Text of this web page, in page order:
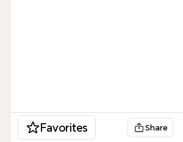
Favorites Share